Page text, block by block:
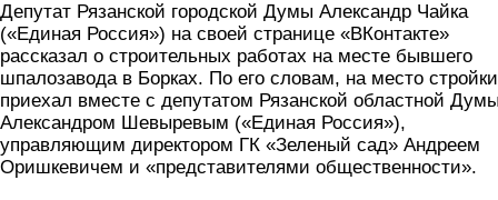
Депутат Рязанской городской Думы Александр Чайка
(«Единая Россия») на своей странице «ВКонтакте»
рассказал о строительных работах на месте бывшего
шпалозавода в Борках. По его словам, на место
приехал вместе с депутатом Рязанской областной
Александром Шевыревым («Единая Россия»),
управляющим директором ГК «Зеленый сад» Андреем
Оришкевичем и «представителями общественности».